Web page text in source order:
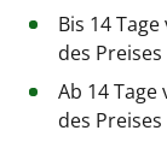
Bis 14
des Preises
Ab 14
des Preises